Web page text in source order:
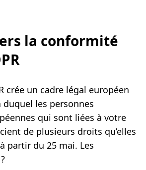
la conformité
crée un cadre légal européen
les personnes
qui sont liées à votre
de plusieurs droits qu’elles
partir du 25 mai. Les